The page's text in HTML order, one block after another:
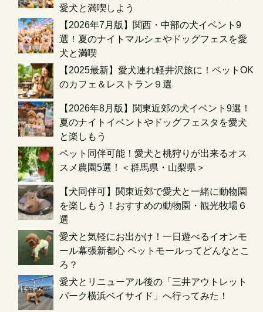
愛犬と満喫しよう
【2026年7月版】関西・中部の犬イベント9
選！夏のナイトマルシェやドッグフェスを愛
犬と満喫
【2025最新】愛犬連れ軽井沢旅に！ペットOK
のカフェ＆レストラン９選
【2026年8月版】関東近郊の犬イベント9選！
夏のナイトイベントやドッグフェスタを愛犬
と楽しもう
ペット同伴可能！愛犬と桃狩りが出来るオス
スメ農園5選！＜群馬県・山梨県＞
【犬同伴可】関東近郊で愛犬と一緒に動物園
を楽しもう！おすすめの動物園・観光牧場６
選
愛犬と気軽にお出かけ！一日遊べるイオンモ
ール幕張新都心 ペットモールってどんなとこ
ろ？
愛犬とリニューアル後の「三井アウトレット
パーク横浜ベイサイド」へ行ってみた！